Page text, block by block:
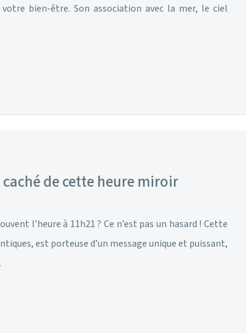
bien-être. Son association avec la mer, le ciel
de cette heure miroir
l’heure à 11h21 ? Ce n’est pas un hasard ! Cette
est porteuse d’un message unique et puissant,